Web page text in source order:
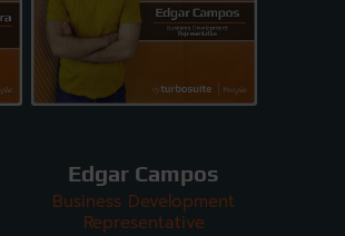
Edgar Campos
Business Development
Representative